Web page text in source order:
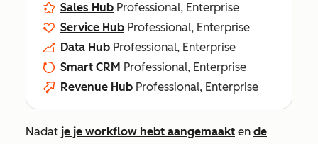
Sales Hub Professional, Enterprise
Service Hub Professional, Enterprise
Data Hub Professional, Enterprise
Smart CRM Professional, Enterprise
Revenue Hub Professional, Enterprise
Nadat je je workflow hebt aangemaakt en de